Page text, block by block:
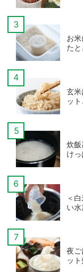
お
た
玄
ッ
炊
け
＜
い
夜
ッ